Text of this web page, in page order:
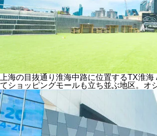
上海の目抜通り淮海中路に位置するTX淮
てショッピングモールも立ち並ぶ地区。オ